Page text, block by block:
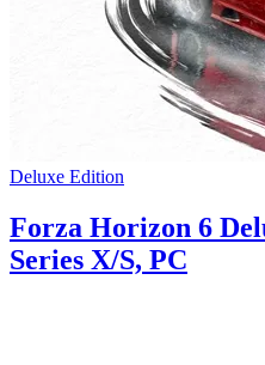
Deluxe Edition
Forza Horizon 6
Series X/S, PC